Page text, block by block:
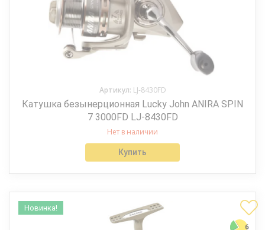
Артикул: LJ-8430FD
Катушка безынерционная Lucky John ANIRA SPIN
7 3000FD LJ-8430FD
Нет в наличии
Купить
Новинка!